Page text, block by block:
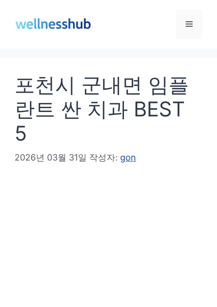
메
포천시 군내면 임플
란트 싼 치과 BEST
5
2026년 03월 31일 작성자: gon